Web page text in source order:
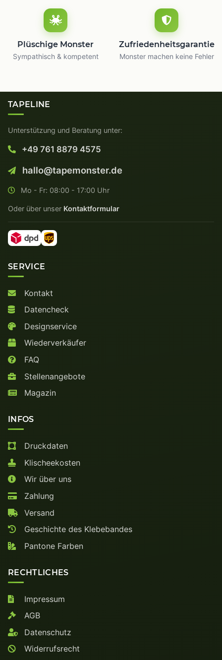
Plüschige Monster
Sympathisch & kompetent
Zufriedenheitsgarantie
Monster machen keine Fehler
TAPELINE
Unterstützung und Beratung unter:
+49 761 8879 4575
hallo@tapemonster.de
Mo - Fr: 08:00 - 17:00 Uhr
Oder über unser Kontaktformular
SERVICE
Kontakt
Datencheck
Designservice
Wiederverkäufer
FAQ
Stellenangebote
Magazin
INFOS
Druckdaten
Klischeekosten
Wir über uns
Zahlung
Versand
Geschichte des Klebebandes
Pantone Farben
RECHTLICHES
Impressum
AGB
Datenschutz
Widerrufsrecht